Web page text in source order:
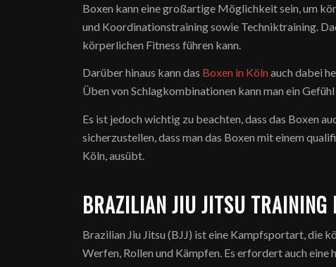
Boxen kann eine großartige Möglichkeit sein, um
und Koordinationstraining sowie Techniktraining.
körperlichen Fitness führen kann.
Darüber hinaus kann das Boxen in Kölnauch dabei
Üben von Schlagkombinationen kann man ein
Es ist jedoch wichtig zu beachten, dass das Boxen
sicherzustellen, dass man das Boxen mit einem
Köln, ausübt.
BRAZILIAN JIU JITSU TRAINING
Brazilian Jiu Jitsu (BJJ) ist eine Kampfsportart, die
Werfen, Rollen und Kämpfen. Es erfordert auch